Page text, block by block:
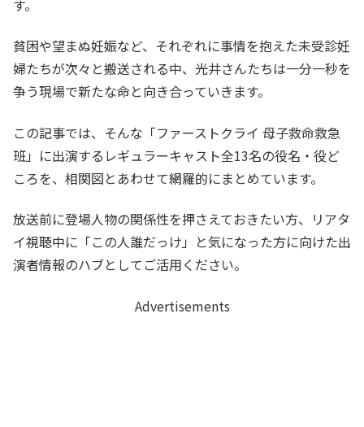
す。
貧困や望まぬ妊娠など、それぞれに事情を抱えた未受診妊
婦たちが次々と搬送される中、光井さんたちは一分一秒を
争う現場で新たな命と向き合っていきます。
この記事では、そんな「ファーストクライ 母子救命救急
班」に出演するレギュラーキャスト全13名の役名・役ど
ころを、相関図とあわせて網羅的にまとめています。
放送前に登場人物の関係性を押さえておきたい方、リアタ
イ視聴中に「この人誰だっけ」と気になった方に向けた出
演者情報のハブとしてご活用ください。
Advertisements